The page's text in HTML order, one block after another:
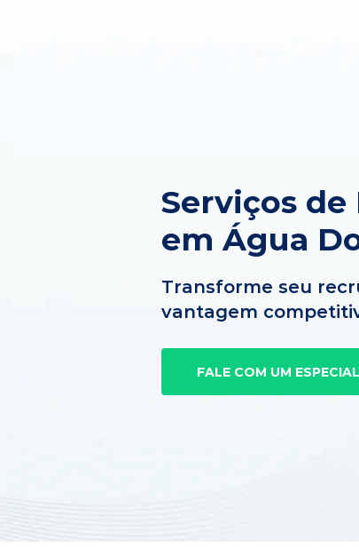
Serviços de
em Água
Transforme seu
vantagem
FALE COM UM